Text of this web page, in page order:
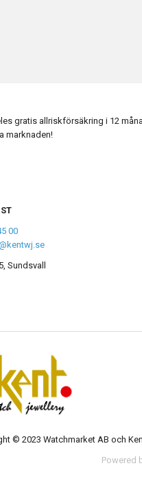
gratis allriskförsäkring i 12
marknaden!
00
Sundsvall
© 2023 Watchmarket AB och
Powered